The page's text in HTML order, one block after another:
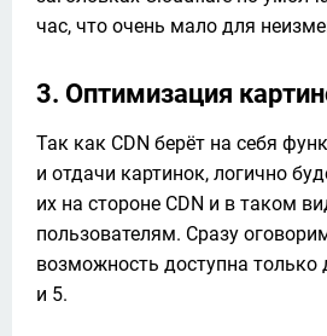
час, что очень мало для
3. Оптимизация
Так как CDN берёт на себя
и отдачи картинок, логично
их на стороне CDN и в таком
пользователям. Сразу
возможность доступна только
и 5.